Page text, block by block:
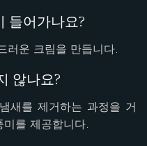
들어가나요?
러운 크림을 만듭니다.
않나요?
새를 제거하는 과정을 거
를 제공합니다.